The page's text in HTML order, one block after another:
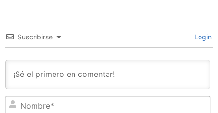
Suscribirse Login